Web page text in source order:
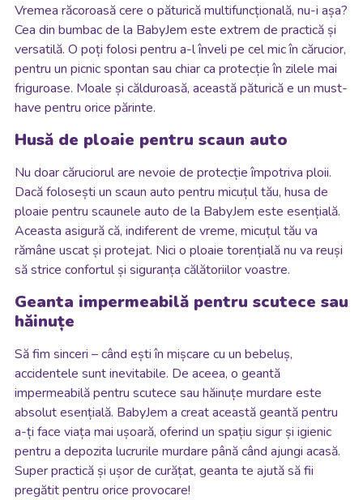
Vremea răcoroasă cere o păturică multifuncțională, nu-i așa?
Cea din bumbac de la BabyJem este extrem de practică și
versatilă. O poți folosi pentru a-l înveli pe cel mic în cărucior,
pentru un picnic spontan sau chiar ca protecție în zilele mai
friguroase. Moale și călduroasă, această păturică e un must-
have pentru orice părinte.
Husă de ploaie pentru scaun auto
Nu doar căruciorul are nevoie de protecție împotriva ploii.
Dacă folosești un scaun auto pentru micuțul tău, husa de
ploaie pentru scaunele auto de la BabyJem este esențială.
Aceasta asigură că, indiferent de vreme, micuțul tău va
rămâne uscat și protejat. Nici o ploaie torențială nu va reuși
să strice confortul și siguranța călătoriilor voastre.
Geanta impermeabilă pentru scutece sau
hăinuțe
Să fim sinceri – când ești în mișcare cu un bebeluș,
accidentele sunt inevitabile. De aceea, o geantă
impermeabilă pentru scutece sau hăinuțe murdare este
absolut esențială. BabyJem a creat această geantă pentru
a-ți face viața mai ușoară, oferind un spațiu sigur și igienic
pentru a depozita lucrurile murdare până când ajungi acasă.
Super practică și ușor de curățat, geanta te ajută să fii
pregătit pentru orice provocare!